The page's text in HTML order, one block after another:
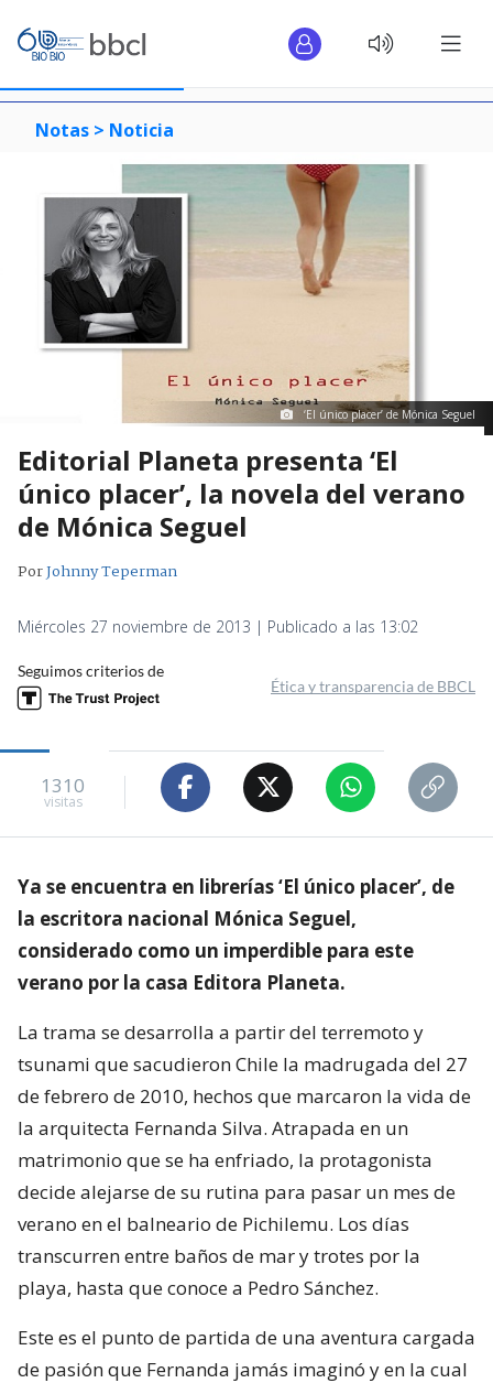
Notas > Noticia
‘El único placer’ de Mónica Seguel
Editorial Planeta presenta ‘El
único placer’, la novela del verano
de Mónica Seguel
PorJohnny Teperman
Miércoles 27 noviembre de 2013 | Publicado a las 13:02
Seguimos criterios de
Ética y transparencia de BBCL
1310
visitas
Ya se encuentra en librerías ‘El único placer’, de
la escritora nacional Mónica Seguel,
considerado como un imperdible para este
verano por la casa Editora Planeta.
La trama se desarrolla a partir del terremoto y
tsunami que sacudieron Chile la madrugada del 27
de febrero de 2010, hechos que marcaron la vida de
la arquitecta Fernanda Silva. Atrapada en un
matrimonio que se ha enfriado, la protagonista
decide alejarse de su rutina para pasar un mes de
verano en el balneario de Pichilemu. Los días
transcurren entre baños de mar y trotes por la
playa, hasta que conoce a Pedro Sánchez.
Este es el punto de partida de una aventura cargada
de pasión que Fernanda jamás imaginó y en la cual